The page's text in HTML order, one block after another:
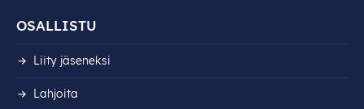
OSALLISTU
Liity jäseneksi
Lahjoita